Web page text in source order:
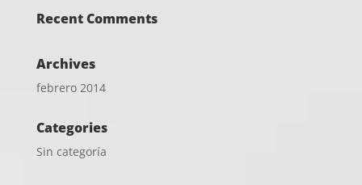
Recent Comments
Archives
febrero 2014
Categories
Sin categoría